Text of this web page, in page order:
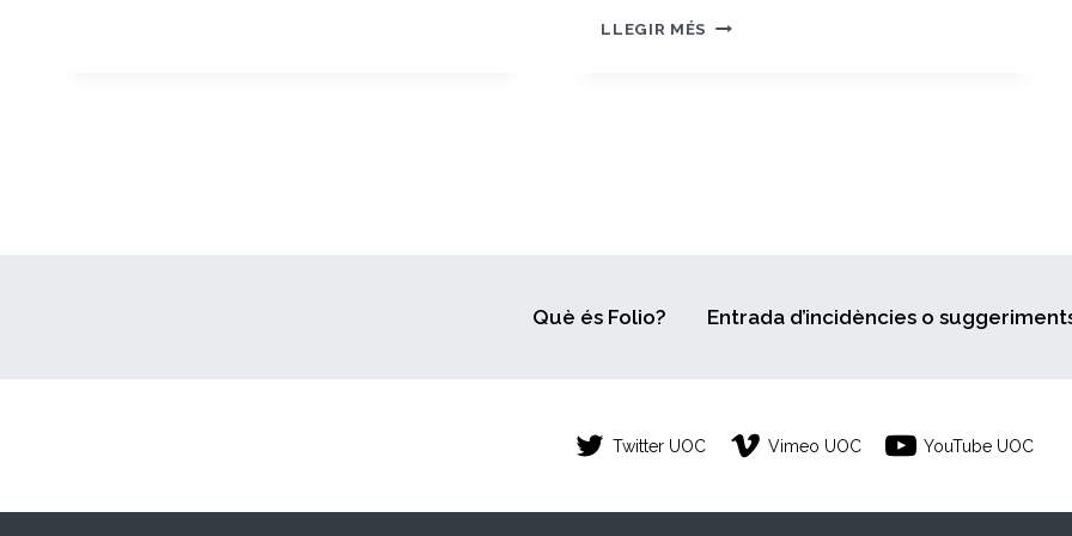
LLEGIR MÉS REFERENCE
Què és Folio? Entrada d’incidències o
Twitter UOC Vimeo UOC YouTube UOC